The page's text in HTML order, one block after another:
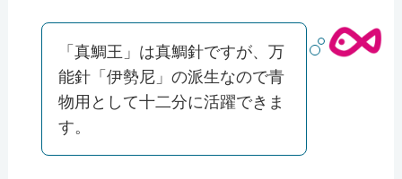
「真鯛王」は真鯛針ですが、万
能針「伊勢尼」の派生なので青
物用として十二分に活躍できま
す。